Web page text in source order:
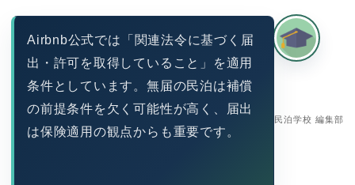
民泊学校 編集部
Airbnb公式では「関連法令に基づく届
出・許可を取得していること」を適用
条件としています。無届の民泊は補償
の前提条件を欠く可能性が高く、届出
は保険適用の観点からも重要です。